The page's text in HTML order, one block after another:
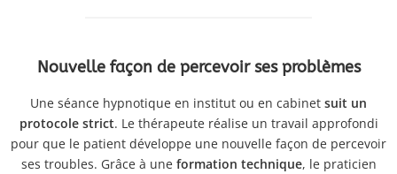
Nouvelle façon de percevoir ses problèmes
Une séance hypnotique en institut ou en cabinet suit un
protocole strict. Le thérapeute réalise un travail approfondi
pour que le patient développe une nouvelle façon de percevoir
ses troubles. Grâce à uneformation technique, le praticien